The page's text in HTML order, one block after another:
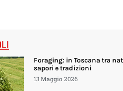
Foraging: in Toscana tra
sapori e tradizioni
13 Maggio 2026